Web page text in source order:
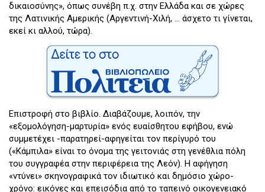
δικαιοσύνης», όπως συνέβη π.χ. στην Ελλάδα και σε χώρες
της Λατινικής Αμερικής (Αργεντινή-Χιλή, … άσχετο τι γίνεται,
εκεί κι αλλού, τώρα).
Επιστροφή στο βιβλίο. Διαβάζουμε, λοιπόν, την
«εξομολόγηση-μαρτυρία» ενός ευαίσθητου εφήβου, ενώ
συμμετέχει -παρατηρεί-αφηγείται τον περίγυρό του
(«Κάμπιλα» είναι το όνομα της γειτονιάς στη γενέθλια πόλη
του συγγραφέα στην περιφέρεια της Λεόν). Η αφήγηση
«ντύνει» σκηνογραφικά τον ιδιωτικό και δημόσιο χώρο-
χρόνο: εικόνες και επεισόδια από το ταπεινό οικογενειακό